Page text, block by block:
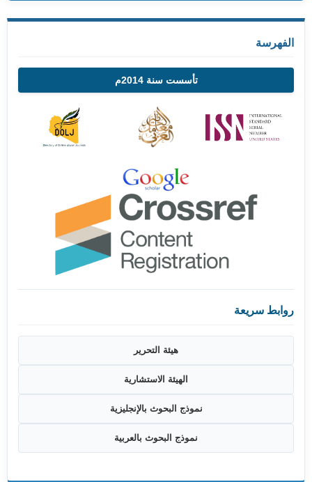
الفهرسة
تأسست سنة 2014م
روابط سريعة
هيئة التحرير
الهيئة الاستشارية
نموذج البحوث بالإنجليزية
نموذج البحوث بالعربية